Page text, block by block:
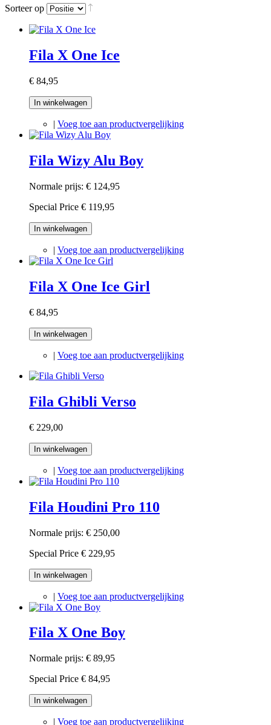
Sorteer op
Fila X One Ice
€ 84,95
In winkelwagen
| Voeg toe aan productvergelijking
Fila Wizy Alu Boy
Normale prijs: € 124,95
Special Price € 119,95
In winkelwagen
| Voeg toe aan productvergelijking
Fila X One Ice Girl
€ 84,95
In winkelwagen
| Voeg toe aan productvergelijking
Fila Ghibli Verso
€ 229,00
In winkelwagen
| Voeg toe aan productvergelijking
Fila Houdini Pro 110
Normale prijs: € 250,00
Special Price € 229,95
In winkelwagen
| Voeg toe aan productvergelijking
Fila X One Boy
Normale prijs: € 89,95
Special Price € 84,95
In winkelwagen
| Voeg toe aan productvergelijking